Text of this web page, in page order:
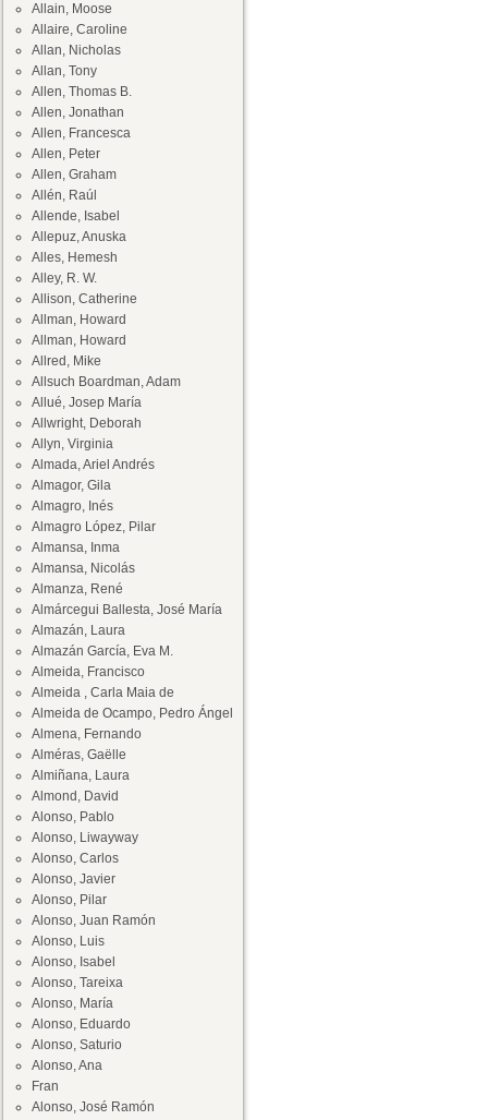
Allain, Moose
Allaire, Caroline
Allan, Nicholas
Allan, Tony
Allen, Thomas B.
Allen, Jonathan
Allen, Francesca
Allen, Peter
Allen, Graham
Allén, Raúl
Allende, Isabel
Allepuz, Anuska
Alles, Hemesh
Alley, R. W.
Allison, Catherine
Allman, Howard
Allman, Howard
Allred, Mike
Allsuch Boardman, Adam
Allué, Josep María
Allwright, Deborah
Allyn, Virginia
Almada, Ariel Andrés
Almagor, Gila
Almagro, Inés
Almagro López, Pilar
Almansa, Inma
Almansa, Nicolás
Almanza, René
Almárcegui Ballesta, José María
Almazán, Laura
Almazán García, Eva M.
Almeida, Francisco
Almeida , Carla Maia de
Almeida de Ocampo, Pedro Ángel
Almena, Fernando
Alméras, Gaëlle
Almiñana, Laura
Almond, David
Alonso, Pablo
Alonso, Liwayway
Alonso, Carlos
Alonso, Javier
Alonso, Pilar
Alonso, Juan Ramón
Alonso, Luis
Alonso, Isabel
Alonso, Tareixa
Alonso, María
Alonso, Eduardo
Alonso, Saturio
Alonso, Ana
Fran
Alonso, José Ramón